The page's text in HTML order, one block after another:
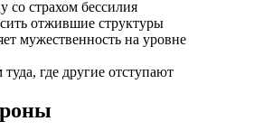
страхом бессилия
отжившие структуры
мужественность на уровне
где другие отступают